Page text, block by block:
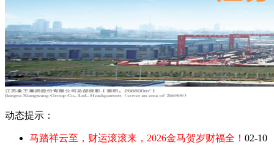
动态提示：
马踏祥云至，财运滚滚来，2026金马贺岁财福全！ 02-10